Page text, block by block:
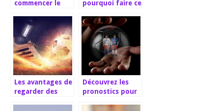
commencer le
pourquoi faire ce
extrême ?
Les avantages de
regarder des
Découvrez les
pronostics pour